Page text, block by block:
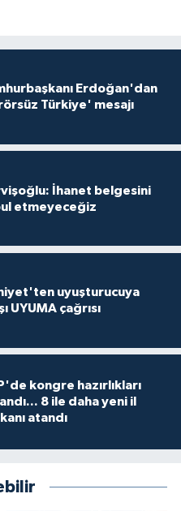
Erdoğan'dan
Türkiye' mesajı
İhanet belgesini
etmeyeceğiz
uyuşturucuya
UYUMA çağrısı
kongre hazırlıkları
8 ile daha yeni il
atandı